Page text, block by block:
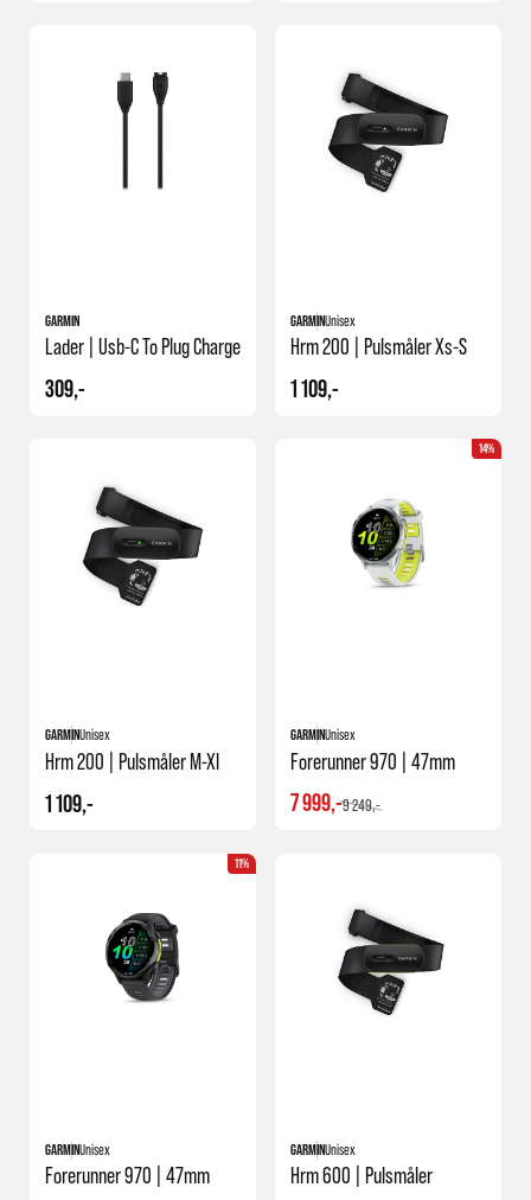
GARMIN
Lader | Usb-C To Plug Charge
309,-
GARMINUnisex
Hrm 200 | Pulsmåler Xs-S
1 109,-
GARMINUnisex
Hrm 200 | Pulsmåler M-Xl
1 109,-
14%
GARMINUnisex
Forerunner 970 | 47mm
9 249,-
7 999,-
11%
GARMINUnisex
Forerunner 970 | 47mm
GARMINUnisex
Hrm 600 | Pulsmåler